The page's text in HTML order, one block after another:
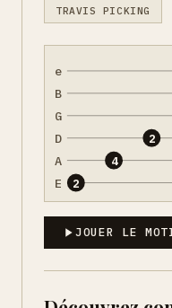
TRAVIS PICKING
e
B
G
D
A
E 2
4
2
JOUER LE